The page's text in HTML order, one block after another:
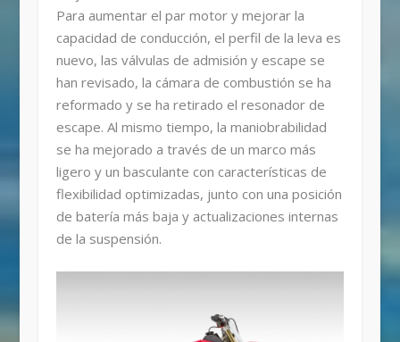
Para aumentar el par motor y mejorar la
capacidad de conducción, el perfil de la leva es
nuevo, las válvulas de admisión y escape se
han revisado, la cámara de combustión se ha
reformado y se ha retirado el resonador de
escape. Al mismo tiempo, la maniobrabilidad
se ha mejorado a través de un marco más
ligero y un basculante con características de
flexibilidad optimizadas, junto con una posición
de batería más baja y actualizaciones internas
de la suspensión.